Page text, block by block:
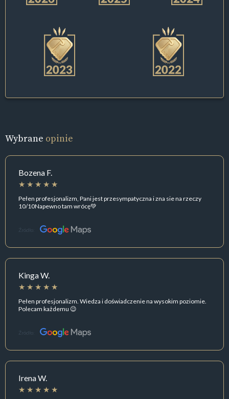
Wybrane opinie
Bozena F.
Pełen profesjonalizm, Pani jest przesympatyczna i zna sie na rzeczy
10/10Napewno tam wrócę💚
Źródło:
Kinga W.
Pełen profesjonalizm. Wiedza i doświadczenie na wysokim poziomie.
Polecam każdemu 😉
Źródło:
Irena W.